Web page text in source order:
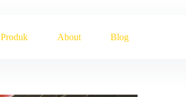
Produk About Blog